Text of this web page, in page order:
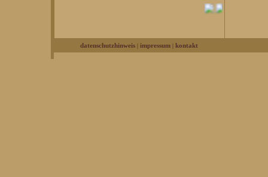
datenschutzhinweis | impressum | kontakt